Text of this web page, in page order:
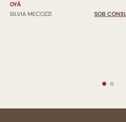
OYÁ
SILVIA MECOZZI
SOB